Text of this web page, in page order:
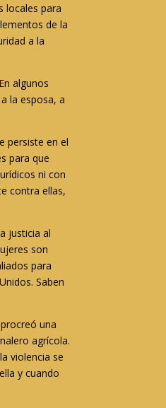
locales para
de la
a la
algunos
la esposa, a
persiste en el
para que
ni con
contra ellas,
justicia al
son
para
Saben
una
agrícola.
violencia se
y cuando